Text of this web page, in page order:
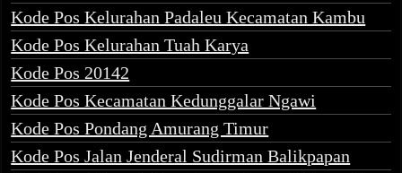
Kode Pos Kelurahan Padaleu Kecamatan Kambu
Kode Pos Kelurahan Tuah Karya
Kode Pos 20142
Kode Pos Kecamatan Kedunggalar Ngawi
Kode Pos Pondang Amurang Timur
Kode Pos Jalan Jenderal Sudirman Balikpapan